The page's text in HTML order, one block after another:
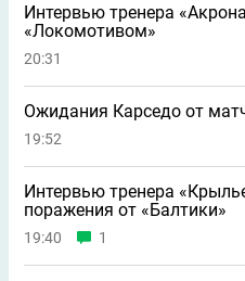
Интервью тренера
«Локомотивом»
20:31
Ожидания Карседо от
19:52
Интервью тренера
поражения от «Балтики»
19:40 1